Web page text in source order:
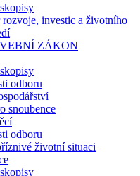
rozvoje, investic a životního
ZÁKON
odboru
snoubence
odboru
životní situaci